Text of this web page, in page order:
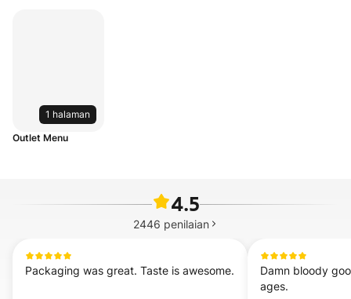
1 halaman
Outlet Menu
4.5
2446 penilaian
Packaging was great. Taste is awesome.
Damn bloody
ages.